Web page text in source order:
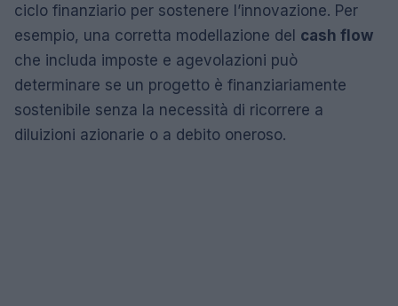
ciclo finanziario per sostenere l’innovazione. Per
esempio, una corretta modellazione del cash flow
che includa imposte e agevolazioni può
determinare se un progetto è finanziariamente
sostenibile senza la necessità di ricorrere a
diluizioni azionarie o a debito oneroso.